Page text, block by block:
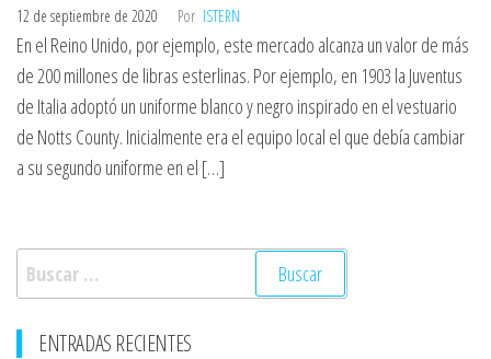
12 de septiembre de 2020 Por ISTERN
En el Reino Unido, por ejemplo, este mercado alcanza un valor de más
de 200 millones de libras esterlinas. Por ejemplo, en 1903 la Juventus
de Italia adoptó un uniforme blanco y negro inspirado en el vestuario
de Notts County. Inicialmente era el equipo local el que debía cambiar
a su segundo uniforme en el […]
Buscar:
ENTRADAS RECIENTES